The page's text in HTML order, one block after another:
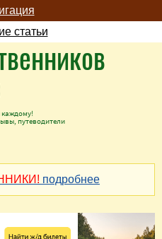
статьи
каждому!
путеводители
подробнее